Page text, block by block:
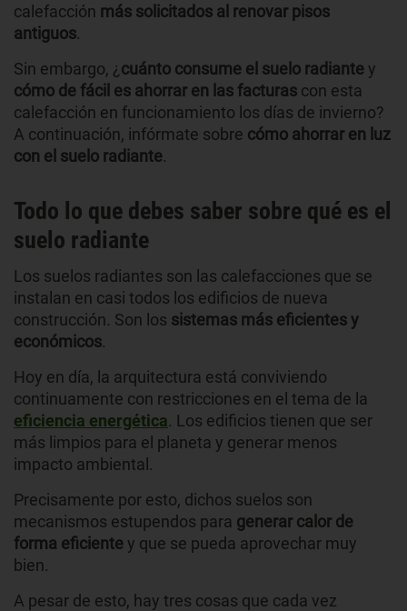
calefacción más solicitados al renovar pisos
antiguos.
Sin embargo, ¿ cuánto consume el suelo radiantey
cómo de fácil es ahorrar en las facturas con esta
calefacción en funcionamiento los días de invierno?
A continuación, infórmate sobre cómo ahorrar en luz
con el suelo radiante.
Todo lo que debes saber sobre qué es el
suelo radiante
Los suelos radiantes son las calefacciones que se
instalan en casi todos los edificios de nueva
construcción. Son los sistemas más eficientes y
económicos.
Hoy en día, la arquitectura está conviviendo
continuamente con restricciones en el tema de la
eficiencia energética. Los edificios tienen que ser
más limpios para el planeta y generar menos
impacto ambiental.
Precisamente por esto, dichos suelos son
mecanismos estupendos para generar calor de
forma eficientey que se pueda aprovechar muy
bien.
A pesar de esto, hay tres cosas que cada vez